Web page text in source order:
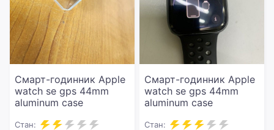
Смарт-годинник Apple
watch se gps 44mm
aluminum case
Стан:
Смарт-годинник Apple
watch se gps 44mm
aluminum case
Стан: